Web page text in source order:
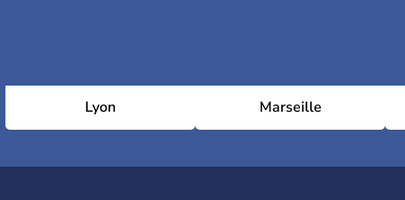
Lyon Marseille